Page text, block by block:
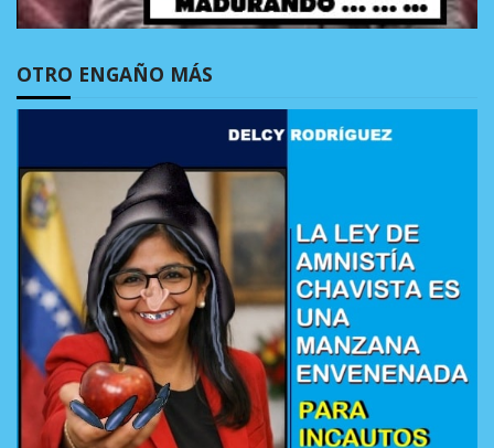
OTRO ENGAÑO MÁS